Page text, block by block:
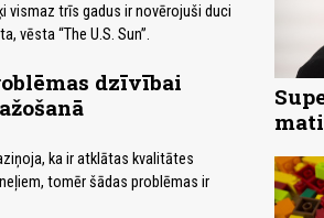
vismaz trīs gadus ir novērojuši duci
vēsta “The U.S. Sun”.
dzīvībai
ka ir atklātas kvalitātes
tomēr šādas problēmas ir